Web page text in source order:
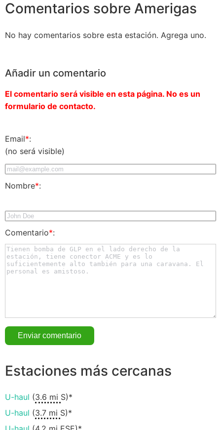
Comentarios sobre Amerigas
No hay comentarios sobre esta estación. Agrega uno.
Añadir un comentario
El comentario será visible en esta página. No es un
formulario de contacto.
Email*:
(no será visible)
Nombre*:
Comentario*:
Estaciones más cercanas
U-haul (3.6 mi S)*
U-haul (3.7 mi S)*